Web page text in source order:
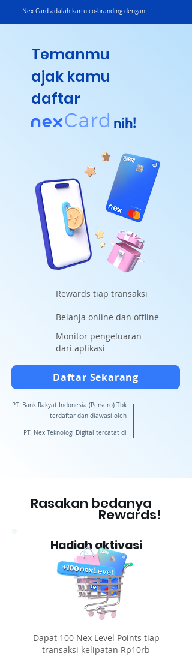
Nex Card adalah kartu co-branding dengan
Temanmu
ajak kamu
daftar
nih!
Rewards tiap transaksi
Belanja online dan offline
Monitor pengeluaran
dari aplikasi
Daftar Sekarang
PT. Bank Rakyat Indonesia (Persero) Tbk
terdaftar dan diawasi oleh
PT. Nex Teknologi Digital tercatat di
Rasakan bedanya
Rewards!
Hadiah aktivasi
Dapat 100 Nex Level Points tiap
transaksi kelipatan Rp10rb